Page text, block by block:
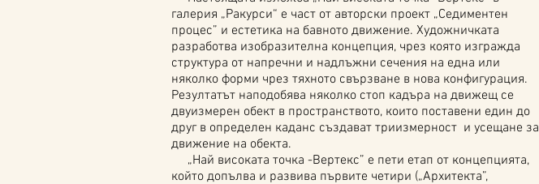
галерия „Ракурси“ е част от авторски проект „Седиментен
процес” и естетика на бавното движение. Художничката
разработва изобразителна концепция, чрез която изгражда
структура от напречни и надлъжни сечения на една или
няколко форми чрез тяхното свързване в нова конфигурация.
Резултатът наподобява няколко стоп кадъра на движещ се
двуизмерен обект в пространството, които поставени един до
друг в определен каданс създават триизмерност и усещане за
движение на обекта.
„Най високата точка -Вертекс” е пети етап от концепцията,
който допълва и развива първите четири („Архитекта”,